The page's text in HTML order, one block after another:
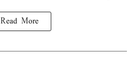
Read More